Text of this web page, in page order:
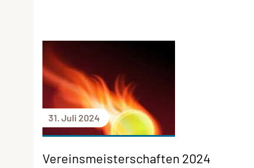
31. Juli 2024
Vereinsmeisterschaften 2024